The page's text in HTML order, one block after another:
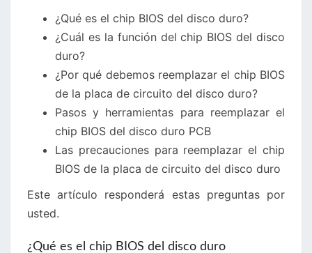
¿Qué es el chip BIOS del disco duro?
¿Cuál es la función del chip BIOS del disco
duro?
¿Por qué debemos reemplazar el chip BIOS
de la placa de circuito del disco duro?
Pasos y herramientas para reemplazar el
chip BIOS del disco duro PCB
Las precauciones para reemplazar el chip
BIOS de la placa de circuito del disco duro
Este artículo responderá estas preguntas por
usted.
¿Qué es el chip BIOS del disco duro